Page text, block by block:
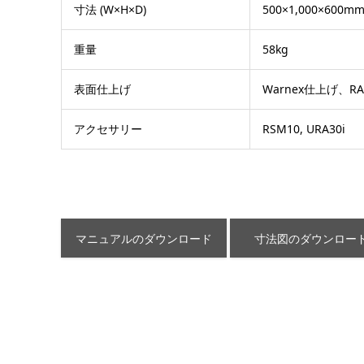
寸法 (W×H×D) 500×1,000×600mm
重量 58kg
表面仕上げ Warnex仕上げ、
アクセサリー RSM10, URA30i
マニュアルのダウンロード 寸法図のダウンロー